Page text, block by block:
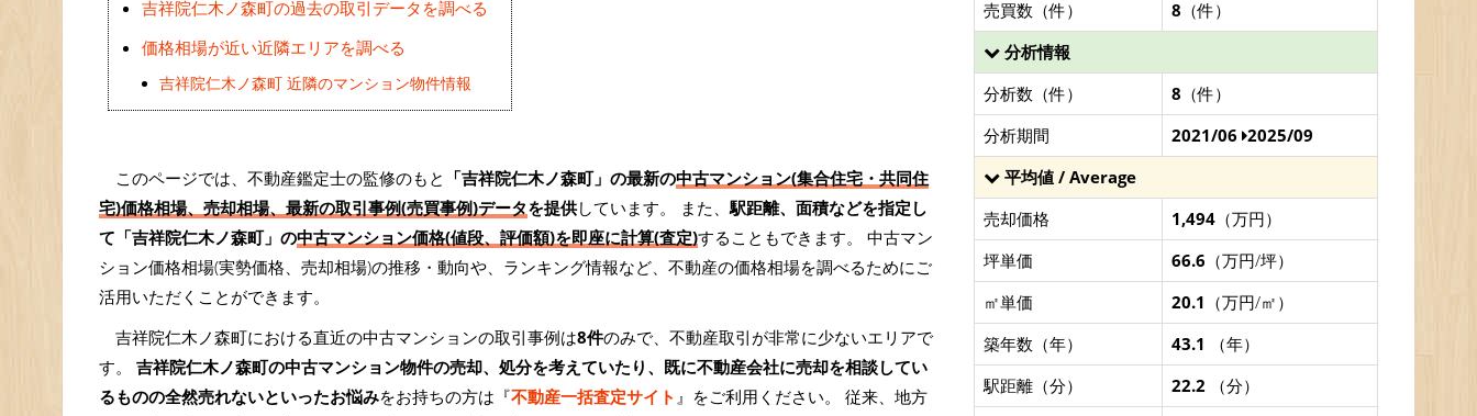
吉祥院仁木ノ森町の過去の取引データを調べる
価格相場が近い近隣エリアを調べる
吉祥院仁木ノ森町 近隣のマンション物件情報
このページでは、不動産鑑定士の監修のもと 「吉祥院仁木ノ森町」の最新の中古マンション(集合住宅・共同住
宅)価格相場、売却相場、最新の取引事例(売買事例)データを提供しています。 また、 駅距離、面積などを指定し
て「吉祥院仁木ノ森町」の中古マンション価格(値段、評価額)を即座に計算(査定)することもできます。 中古マン
ション価格相場(実勢価格、売却相場)の推移・動向や、ランキング情報など、不動産の価格相場を調べるためにご
活用いただくことができます。
吉祥院仁木ノ森町における直近の中古マンションの取引事例は8件のみで、不動産取引が非常に少ないエリアで
す。 吉祥院仁木ノ森町の中古マンション物件の売却、処分を考えていたり、既に不動産会社に売却を相談してい
るものの全然売れないといったお悩みをお持ちの方は『不動産一括査定サイト 』をご利用ください。 従来、地方
売買数（件）
8 （件）
分析情報
分析数（件）
8 （件）
分析期間
2021/06 2025/09
平均値 / Average
売却価格
1,494 （万円）
坪単価
66.6 （万円/坪）
㎡単価
20.1 （万円/㎡）
築年数（年）
43.1 （年）
駅距離（分）
22.2 （分）